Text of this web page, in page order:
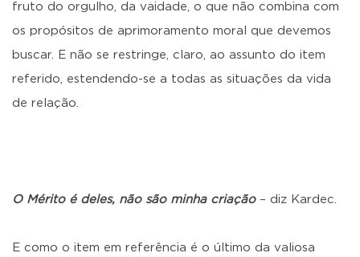
fruto do orgulho, da vaidade, o que não combina com
os propósitos de aprimoramento moral que devemos
buscar. E não se restringe, claro, ao assunto do item
referido, estendendo-se a todas as situações da vida
de relação.
O Mérito é deles, não são minha criação– diz Kardec.
E como o item em referência é o último da valiosa